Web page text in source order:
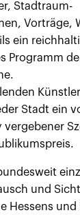
Stadtraum-
Vorträge,
ein
Programm
Stadt ein
vergebener
und
Hessens